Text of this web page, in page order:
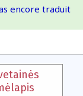
encore traduit